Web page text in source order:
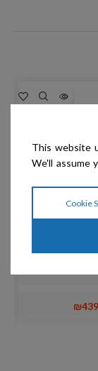
Rose Line
₪439
This website
We'll assume
Cookie